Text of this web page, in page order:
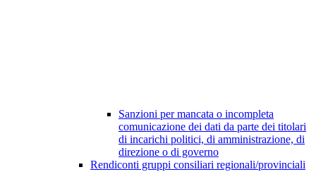
Sanzioni per mancata o incompleta
comunicazione dei dati da parte dei titolari
di incarichi politici, di amministrazione, di
direzione o di governo
Rendiconti gruppi consiliari regionali/provinciali